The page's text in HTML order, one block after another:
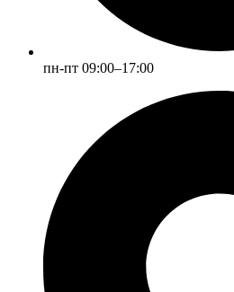
пн-пт 09:00–17:00